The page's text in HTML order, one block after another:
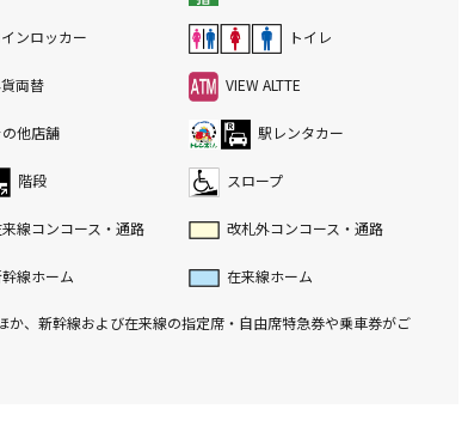
ンロッカー トイレ
両替 VIEW ALTTE
の他店舗 駅レンタカー
階段 スロープ
線コンコース・通路 改札外コンコース・通路
線ホーム 在来線ホーム
か、新幹線および在来線の指定席・自由席特急券や乗車券がご